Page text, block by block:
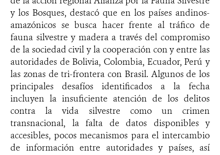
y los Bosques, destacó que en los países andinos-
amazónicos se busca hacer frente al tráfico de
fauna silvestre y madera a través del compromiso
de la sociedad civil y la cooperación con y entre las
autoridades de Bolivia, Colombia, Ecuador, Perú y
las zonas de tri-frontera con Brasil. Algunos de los
principales desafíos identificados a la fecha
incluyen la insuficiente atención de los delitos
contra la vida silvestre como un crimen
transnacional, la falta de datos disponibles y
accesibles, pocos mecanismos para el intercambio
de información entre autoridades y países, así